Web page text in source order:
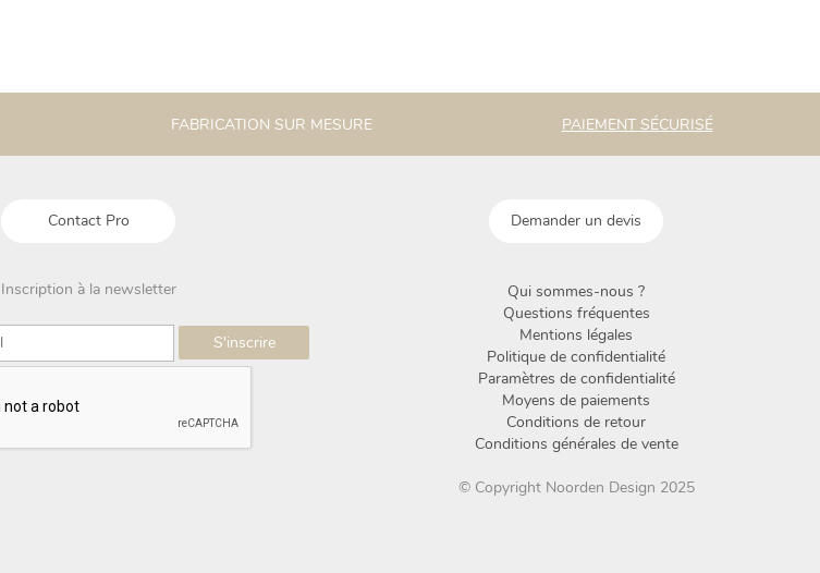
FABRICATION SUR MESURE PAIEMENT SÉCURISÉ
Contact Pro Demander un devis
Inscription à la newsletter
Qui sommes-nous ?
Questions fréquentes
Mentions légales
Politique de confidentialité
Paramètres de confidentialité
Moyens de paiements
Conditions de retour
Conditions générales de vente
© Copyright Noorden Design 2025